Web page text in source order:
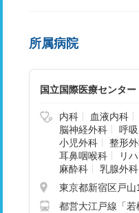
所属病院
国立国際医療センター
内科 血液内科
脳神経外科
呼
小児外科
整形
耳鼻咽喉科
リ
麻酔科
乳腺外科
東京都新宿区戸山
都営大江戸線「